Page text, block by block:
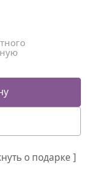
о подарке ]